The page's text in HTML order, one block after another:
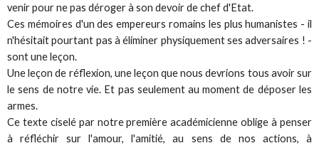
venir pour ne pas déroger à son devoir de chef d'Etat.
Ces mémoires d'un des empereurs romains les plus humanistes - il
n'hésitait pourtant pas à éliminer physiquement ses adversaires ! -
sont une leçon.
Une leçon de réflexion, une leçon que nous devrions tous avoir sur
le sens de notre vie. Et pas seulement au moment de déposer les
armes.
Ce texte ciselé par notre première académicienne oblige à penser
à réfléchir sur l'amour, l'amitié, au sens de nos actions, à